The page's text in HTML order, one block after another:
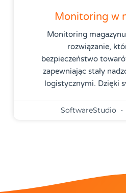
Monitoring w
Monitoring
rozwiązanie,
bezpieczeństwo
zapewniając stały
logistycznymi. Dzięki
SoftwareStudio